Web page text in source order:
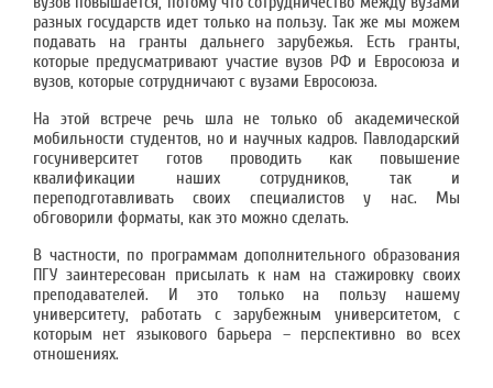
разных государств идет только на пользу. Так же мы можем
подавать на гранты дальнего зарубежья. Есть гранты,
которые предусматривают участие вузов РФ и Евросоюза и
вузов, которые сотрудничают с вузами Евросоюза.
На этой встрече речь шла не только об академической
мобильности студентов, но и научных кадров. Павлодарский
госуниверситет готов проводить как повышение
квалификации наших сотрудников, так и
переподготавливать своих специалистов у нас. Мы
обговорили форматы, как это можно сделать.
В частности, по программам дополнительного образования
ПГУ заинтересован присылать к нам на стажировку своих
преподавателей. И это только на пользу нашему
университету, работать с зарубежным университетом, с
которым нет языкового барьера – перспективно во всех
отношениях.